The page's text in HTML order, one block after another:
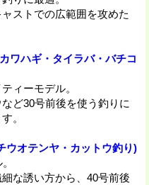
ストでの広範囲を攻めた
ワハギ・タイラバ・バチコ
ィーモデル。
ど30号前後を使う釣りに
。
ウオテンヤ・カットウ釣り)
な誘い方から、40号前後